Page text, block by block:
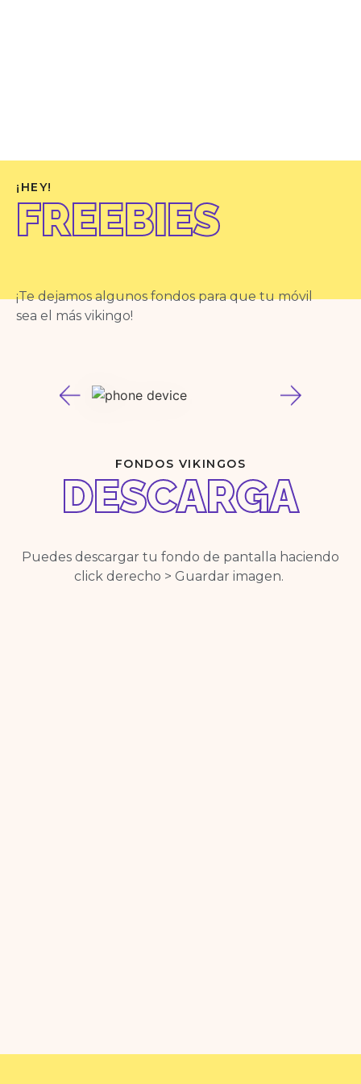
¡HEY!
FREEBIES
¡Te dejamos algunos fondos para que tu móvil
sea el más vikingo!
FONDOS VIKINGOS
DESCARGA
Puedes descargar tu fondo de pantalla haciendo
click derecho > Guardar imagen.